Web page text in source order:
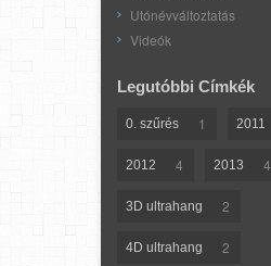
Utónévváltoztatás
Videók
Legutóbbi Címkék
0. szűrés 1 2011
2012 4 2013 4
3D ultrahang 2
4D ultrahang 2